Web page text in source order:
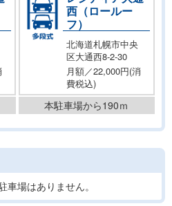
西（ロールー
フ）
北海道札幌市中央
区大通西8-2-30
月額／22,000円(消
費税込)
本駐車場から190ｍ
車場はありません。